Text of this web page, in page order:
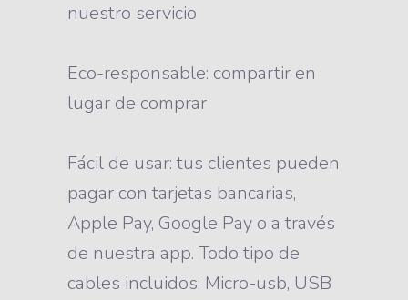
nuestro servicio
Eco-responsable: compartir en
lugar de comprar
Fácil de usar: tus clientes pueden
pagar con tarjetas bancarias,
Apple Pay, Google Pay o a través
de nuestra app. Todo tipo de
cables incluidos: Micro-usb, USB